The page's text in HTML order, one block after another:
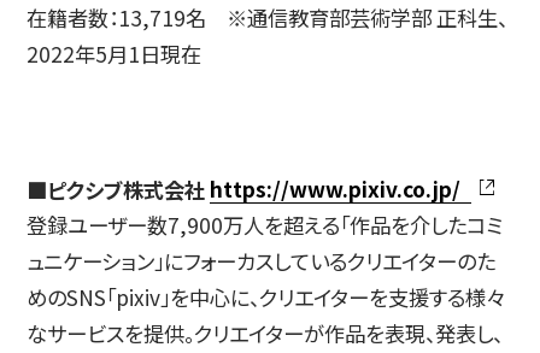
在籍者数：13,719名 ※通信教育部芸術学部 正科生、
2022年5月1日現在
■ピクシブ株式会社 https://www.pixiv.co.jp/
登録ユーザー数7,900万人を超える「作品を介したコミ
ュニケーション」にフォーカスしているクリエイターのた
めのSNS「pixiv」を中心に、クリエイターを支援する様々
なサービスを提供。クリエイターが作品を表現、発表し、